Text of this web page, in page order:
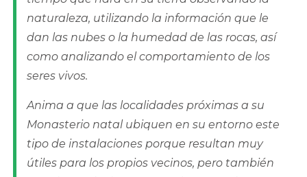
naturaleza, utilizando la información que le
dan las nubes o la humedad de las rocas, así
como analizando el comportamiento de los
seres vivos.
Anima a que las localidades próximas a su
Monasterio natal ubiquen en su entorno este
tipo de instalaciones porque resultan muy
útiles para los propios vecinos, pero también